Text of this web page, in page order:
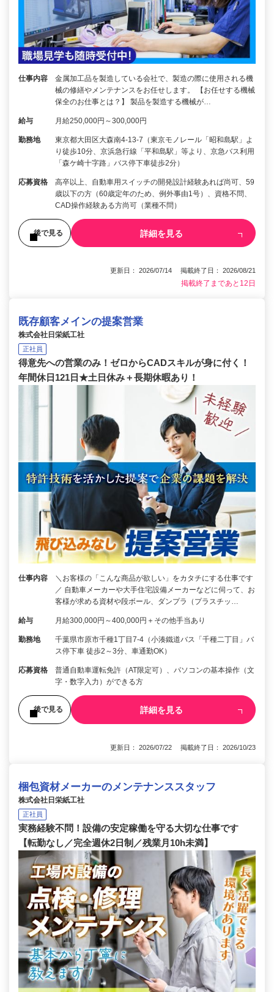
仕事内容
金属加工品を製造している会社で、製造の際に使用される機
械の修繕やメンテナンスをお任せします。 【お任せする機械
保全のお仕事とは？】 製品を製造する機械が…
給与 月給250,000円～300,000円
勤務地
東京都大田区大森南4-13-7（東京モノレール「昭和島駅」よ
り徒歩10分、京浜急行線「平和島駅」等より、京急バス利用
「森ケ崎十字路」バス停下車徒歩2分）
応募資格
高卒以上、自動車用スイッチの開発設計経験あれば尚可、59
歳以下の方（60歳定年のため、例外事由1号）、資格不問、
CAD操作経験ある方尚可（業種不問）
後で見る 詳細を見る
更新日： 2026/07/14 掲載終了日： 2026/08/21
掲載終了まであと12日
既存顧客メインの提案営業
株式会社日栄紙工社
正社員
得意先への営業のみ！ゼロからCADスキルが身に付く！
年間休日121日★土日休み＋長期休暇あり！
仕事内容
＼お客様の「こんな商品が欲しい」をカタチにする仕事です
／ 自動車メーカーや大手住宅設備メーカーなどに伺って、お
客様が求める資材や段ボール、ダンプラ（プラスチッ…
給与 月給300,000円～400,000円＋その他手当あり
勤務地
千葉県市原市千種1丁目7-4（小湊鐵道バス「千種二丁目」バ
ス停下車 徒歩2～3分、車通勤OK）
応募資格
普通自動車運転免許（AT限定可）、パソコンの基本操作（文
字・数字入力）ができる方
後で見る 詳細を見る
更新日： 2026/07/22 掲載終了日： 2026/10/23
梱包資材メーカーのメンテナンススタッフ
株式会社日栄紙工社
正社員
実務経験不問！設備の安定稼働を守る大切な仕事です
【転勤なし／完全週休2日制／残業月10h未満】